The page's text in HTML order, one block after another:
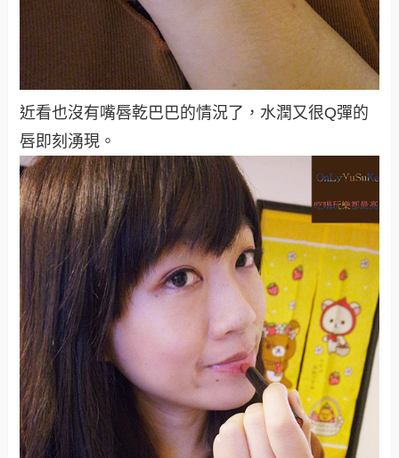
近看也沒有嘴唇乾巴巴的情況了，水潤又很Q彈的
唇即刻湧現。